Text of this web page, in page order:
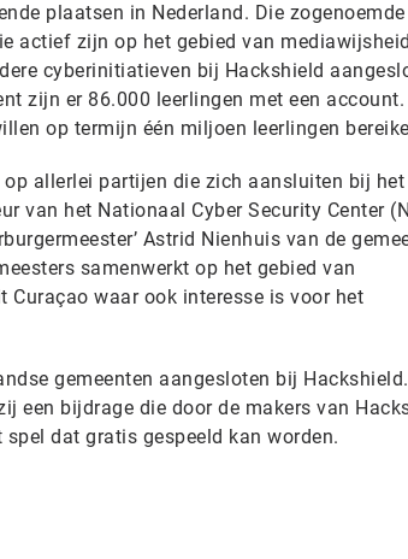
plaatsen in Nederland. Die zogenoemde
actief zijn op het gebied van
cyberinitiatieven bij Hackshield
zijn er 86.000 leerlingen met een account.
op termijn één miljoen leerlingen
allerlei partijen die zich aansluiten bij het
van het Nationaal Cyber Security Center
Astrid Nienhuis van de
samenwerkt op het gebied van
waar ook interesse is voor het
gemeenten aangesloten bij Hackshield.
een bijdrage die door de makers van
dat gratis gespeeld kan worden.